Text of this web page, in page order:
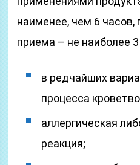
наименее, чем 6
приема – не наиболее
в редчайших
процесса
аллергическая
реакция;